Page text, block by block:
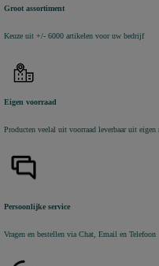
Groot assortiment
Keuze uit +/- 6000 artikelen voor uw bedrijf
Eigen voorraad
Producten veelal uit voorraad leverbaar uit
Persoonlijke service
Vragen en bestellen via Chat, Email en Telefoon